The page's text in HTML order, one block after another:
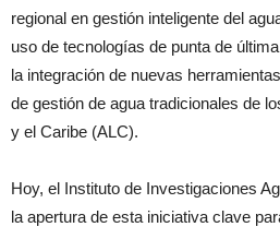
regional en gestión inteligente del
uso de tecnologías de punta de
la integración de nuevas
de gestión de agua tradicionales de
y el Caribe (ALC).
Hoy, el Instituto de Investigaciones
la apertura de esta iniciativa clave